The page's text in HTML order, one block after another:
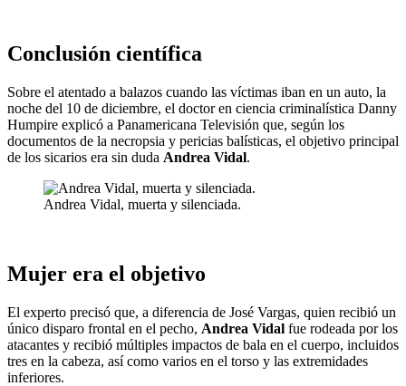
Conclusión científica
Sobre el atentado a balazos cuando las víctimas iban en un auto, la
noche del 10 de diciembre, el doctor en ciencia criminalística Danny
Humpire explicó a Panamericana Televisión que, según los
documentos de la necropsia y pericias balísticas, el objetivo principal
de los sicarios era sin duda Andrea Vidal.
Andrea Vidal, muerta y silenciada.
Mujer era el objetivo
El experto precisó que, a diferencia de José Vargas, quien recibió un
único disparo frontal en el pecho, Andrea Vidal fue rodeada por los
atacantes y recibió múltiples impactos de bala en el cuerpo, incluidos
tres en la cabeza, así como varios en el torso y las extremidades
inferiores.